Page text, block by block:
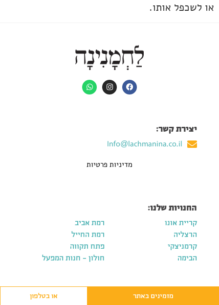
או לשכפל אותו.
יצירת קשר:
Info@lachmanina.co.il
מדיניות פרטיות
החנויות שלנו:
קריית אונו
הרצליה
קרמניצקי
הבימה
רמת אביב
רמת החייל
פתח תקווה
חולון – חנות המפעל
מזמינים באתר או בטלפון